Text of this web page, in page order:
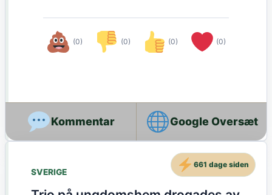
(0) (0) (0) (0)
Google Oversæt
SVERIGE
661 dage siden